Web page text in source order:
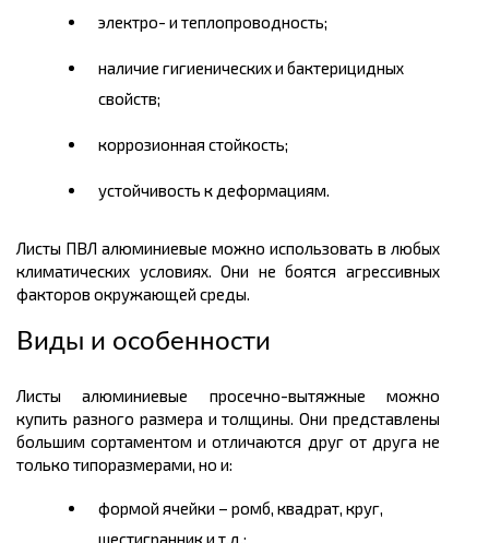
электро- и теплопроводность;
наличие гигиенических и бактерицидных
свойств;
коррозионная стойкость;
устойчивость к деформациям.
Листы ПВЛ алюминиевые можно использовать в любых
климатических условиях. Они не боятся агрессивных
факторов окружающей среды.
Виды и особенности
Листы алюминиевые просечно-вытяжные можно
купить разного размера и толщины. Они представлены
большимсортаментоми отличаются друг от друга не
только типоразмерами, но и:
формой ячейки – ромб, квадрат, круг,
шестигранник и т.д.;